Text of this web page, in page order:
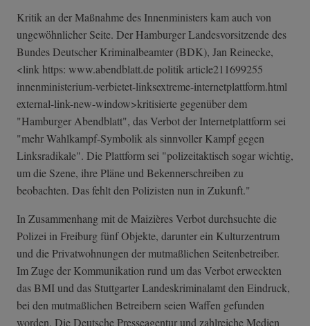
Kritik an der Maßnahme des Innenministers kam auch von
ungewöhnlicher Seite. Der Hamburger Landesvorsitzende des
Bundes Deutscher Kriminalbeamter (BDK), Jan Reinecke,
<link https: www.abendblatt.de politik article211699255
innenministeriu­m-verbietet-lin­ksextreme-inter­netplattform.ht­ml
external-link-n­ew-window>kriti­sierte gegenüber dem
"Hamburger Abendblatt", das Verbot der Internetplattform sei
"mehr Wahlkampf-Symbolik als sinnvoller Kampf gegen
Linksradikale". Die Plattform sei "polizeitaktisch sogar wichtig,
um die Szene, ihre Pläne und Bekennerschreiben zu
beobachten. Das fehlt den Polizisten nun in Zukunft."
In Zusammenhang mit de Maizières Verbot durchsuchte die
Polizei in Freiburg fünf Objekte, darunter ein Kulturzentrum
und die Privatwohnungen der mutmaßlichen Seitenbetreiber.
Im Zuge der Kommunikation rund um das Verbot erweckten
das BMI und das Stuttgarter Landeskriminalamt den Eindruck,
bei den mutmaßlichen Betreibern seien Waffen gefunden
worden. Die Deutsche Presseagentur und zahlreiche Medien